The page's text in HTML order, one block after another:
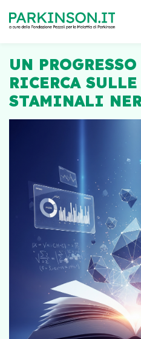
UN
RICERCA
STAMINALI